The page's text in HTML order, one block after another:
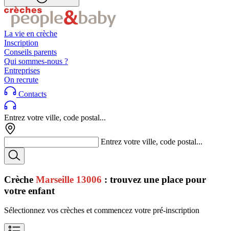
La vie en crèche
Inscription
Conseils parents
Qui sommes-nous ?
Entreprises
On recrute
Contacts
Entrez votre ville, code postal...
Entrez votre ville, code postal...
Crèche Marseille 13006 : trouvez une place pour
votre enfant
Sélectionnez vos crèches et commencez votre pré-inscription